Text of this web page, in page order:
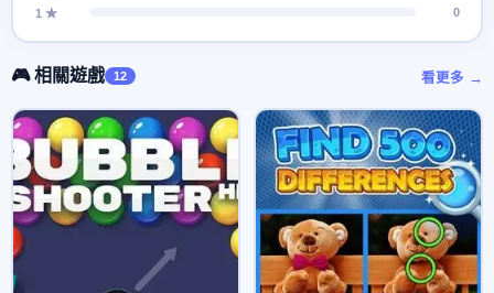
1 ★
0
🎮 相關遊戲 12 看更多 →